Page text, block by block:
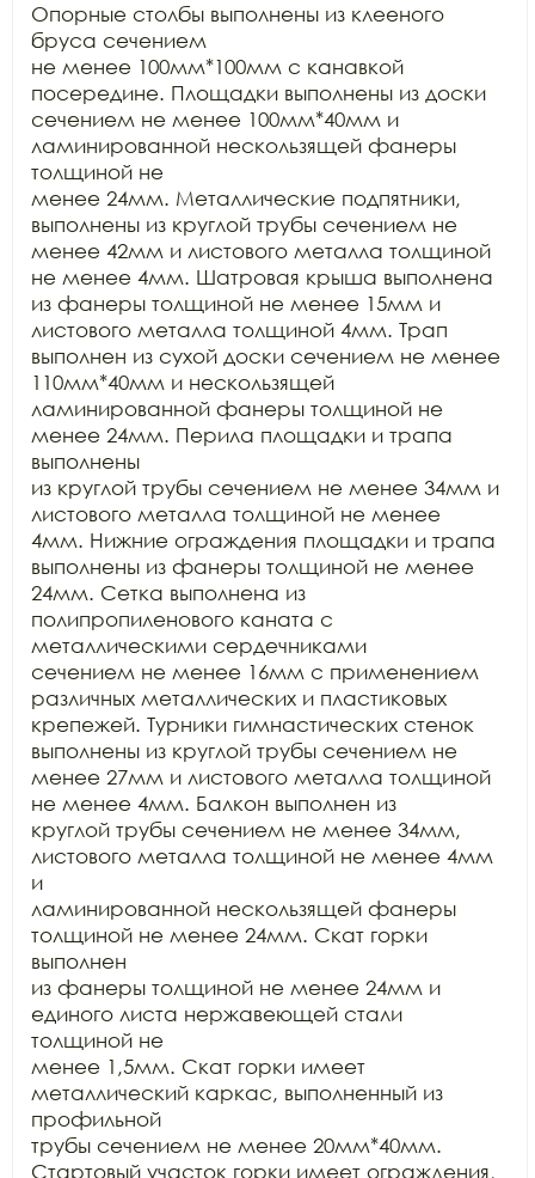
Опорные столбы выполнены из клееного
бруса сечением
не менее 100мм*100мм с канавкой
посередине. Площадки выполнены из доски
сечением не менее 100мм*40мм и
ламинированной нескользящей фанеры
толщиной не
менее 24мм. Металлические подпятники,
выполнены из круглой трубы сечением не
менее 42мм и листового металла толщиной
не менее 4мм. Шатровая крыша выполнена
из фанеры толщиной не менее 15мм и
листового металла толщиной 4мм. Трап
выполнен из сухой доски сечением не менее
110мм*40мм и нескользящей
ламинированной фанеры толщиной не
менее 24мм. Перила площадки и трапа
выполнены
из круглой трубы сечением не менее 34мм и
листового металла толщиной не менее
4мм. Нижние ограждения площадки и трапа
выполнены из фанеры толщиной не менее
24мм. Сетка выполнена из
полипропиленового каната с
металлическими сердечниками
сечением не менее 16мм с применением
различных металлических и пластиковых
крепежей. Турники гимнастических стенок
выполнены из круглой трубы сечением не
менее 27мм и листового металла толщиной
не менее 4мм. Балкон выполнен из
круглой трубы сечением не менее 34мм,
листового металла толщиной не менее 4мм
и
ламинированной нескользящей фанеры
толщиной не менее 24мм. Скат горки
выполнен
из фанеры толщиной не менее 24мм и
единого листа нержавеющей стали
толщиной не
менее 1,5мм. Скат горки имеет
металлический каркас, выполненный из
профильной
трубы сечением не менее 20мм*40мм.
Стартовый участок горки имеет ограждения,